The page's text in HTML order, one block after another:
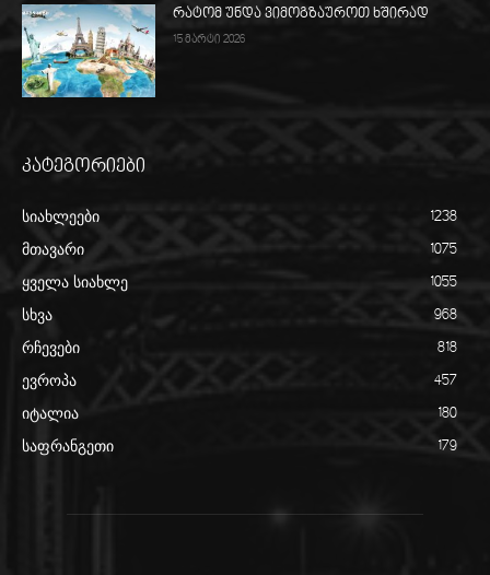
რატომ უნდა ვიმოგზაუროთ ხშირად
15 მარტი 2026
კატეგორიები
სიახლეები 1238
მთავარი 1075
ყველა სიახლე 1055
სხვა 968
რჩევები 818
ევროპა 457
იტალია 180
საფრანგეთი 179